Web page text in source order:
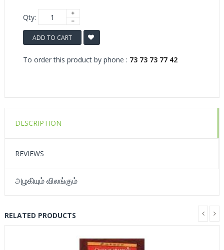
Qty:
ADD TO CART
To order this product by phone : 73 73 73 77 42
DESCRIPTION
REVIEWS
அழகியும் விலங்கும்
RELATED PRODUCTS